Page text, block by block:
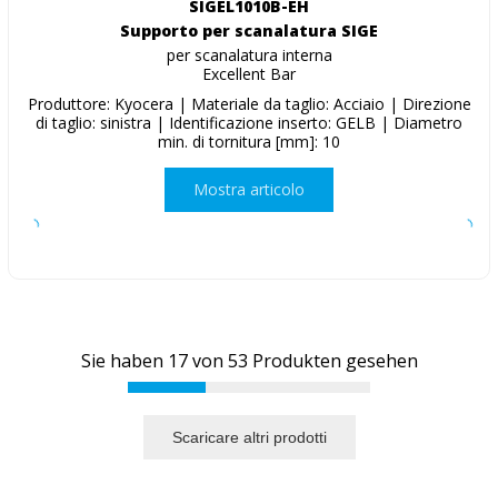
SIGEL1010B-EH
Supporto per scanalatura SIGE
per scanalatura interna
Excellent Bar
Produttore: Kyocera | Materiale da taglio: Acciaio | Direzione
di taglio: sinistra | Identificazione inserto: GELB | Diametro
min. di tornitura [mm]: 10
Mostra articolo
Sie haben 17von 53 Produkten gesehen
Scaricare altri prodotti